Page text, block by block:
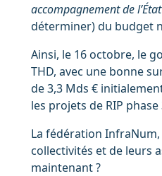
accompagnement de
déterminer) du budget
Ainsi, le 16 octobre, le
THD, avec une bonne
de 3,3 Mds €
les projets de RIP phase
La fédération
collectivités et de leurs
maintenant ?